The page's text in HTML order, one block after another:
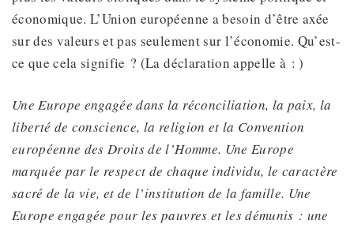
économique. L’Union européenne a besoin d’être axée
sur des valeurs et pas seulement sur l’économie. Qu’est-
ce que cela signifie ? (La déclaration appelle à : )
Une Europe engagée dans la réconciliation, la paix, la
liberté de conscience, la religion et la Convention
européenne des Droits de l’Homme. Une Europe
marquée par le respect de chaque individu, le caractère
sacréde la vie, et de l’institution de la famille. Une
Europe engagée pour les pauvres et les démunis : une